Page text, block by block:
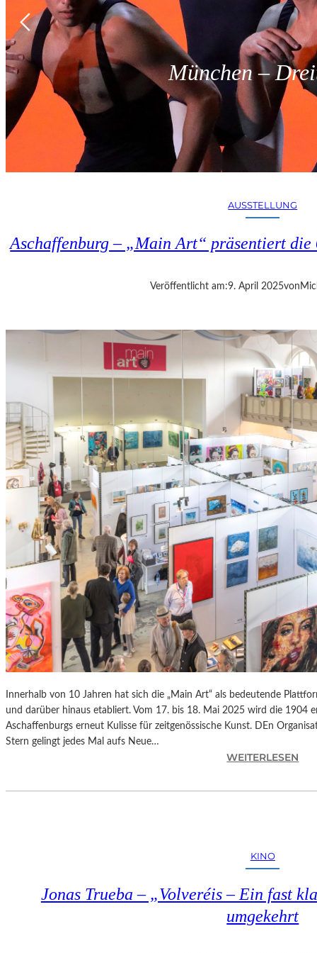
München –
AUSSTELLUNG
Aschaffenburg – „Main Art“ präsentiert die
Veröffentlicht am:9. April 2025von
Innerhalb von 10 Jahren hat sich die „Main Art“ als bedeutende
und darüber hinaus etabliert. Vom 17. bis 18. Mai 2025 wird die 1904
Aschaffenburgs erneut Kulisse für zeitgenössische Kunst. DEn
Stern gelingt jedes Mal aufs Neue…
WEITERLESEN
S
N
B
U
KINO
Jonas Trueba – „Volveréis – Ein fast
umgekehrt